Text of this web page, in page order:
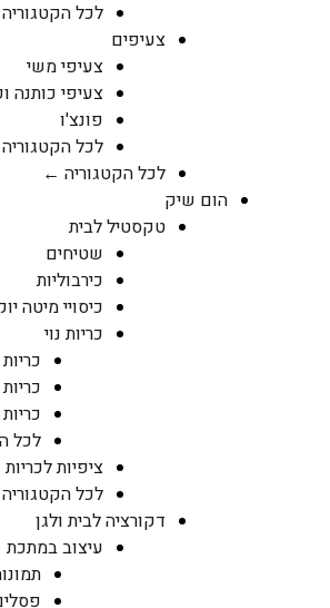
לכל
צעיפים
צעיפי משי
צעיפי כותנה
פונצ'ו
לכל
לכל הקטגוריה ←
הום שיק
טקסטיל לבית
שטיחים
כירבוליות
כיסויי מיטה
כריות נוי
לכל
ציפיות לכריות
לכל
דקורציה לבית ולגן
עיצוב במתכת